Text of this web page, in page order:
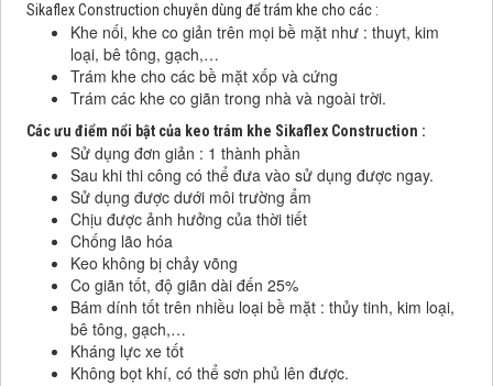
Sikaflex Construction chuyên dùng để trám khe cho các :
Khe nối, khe co giản trên mọi bề mặt như : thuyt, kim
loại, bê tông, gạch,…
Trám khe cho các bề mặt xốp và cứng
Trám các khe co giãn trong nhà và ngoài trời.
Các ưu điểm nổi bật của keo trám khe Sikaflex Construction :
Sử dụng đơn giản : 1 thành phần
Sau khi thi công có thể đưa vào sử dụng được ngay.
Sử dụng được dưới môi trường ẩm
Chịu được ảnh hưởng của thời tiết
Chống lão hóa
Keo không bị chảy võng
Co giãn tốt, độ giãn dài đến 25%
Bám dính tốt trên nhiều loại bề mặt : thủy tinh, kim loại,
bê tông, gạch,…
Kháng lực xe tốt
Không bọt khí, có thể sơn phủ lên được.